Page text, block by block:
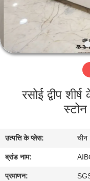
हमारे
में
भ्रमण
नियंत्रण
संपर्क
रसोई द्वीप
स्टोन
उत्पत्ति के प्लेस: चीन
ब्रांड नाम:
प्रमाणन: